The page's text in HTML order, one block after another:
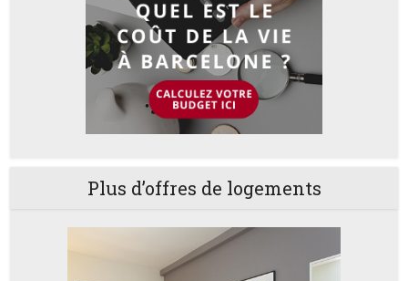
Plus d’offres de logements